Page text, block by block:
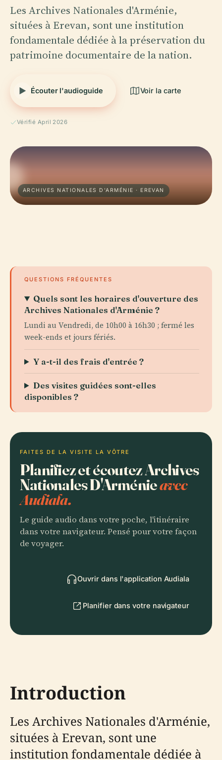
Les Archives Nationales d'Arménie,
situées à Erevan, sont une institution
fondamentale dédiée à la préservation du
patrimoine documentaire de la nation.
Écouter l'audioguide Voir la carte
Vérifié April 2026
ARCHIVES NATIONALES D'ARMÉNIE · EREVAN
QUESTIONS FRÉQUENTES
Quels sont les horaires d'ouverture des
Archives Nationales d'Arménie ?
Lundi au Vendredi, de 10h00 à 16h30 ; fermé les
week-ends et jours fériés.
Y a-t-il des frais d'entrée ?
Des visites guidées sont-elles
disponibles ?
FAITES DE LA VISITE LA VÔTRE
Planifiez et écoutez Archives
Nationales D'Arménieavec
Audiala.
Le guide audio dans votre poche, l'itinéraire
dans votre navigateur. Pensé pour votre façon
de voyager.
Ouvrir dans l'application Audiala
Planifier dans votre navigateur
Introduction
Les Archives Nationales d'Arménie,
situées à Erevan, sont une
institution fondamentale dédiée à